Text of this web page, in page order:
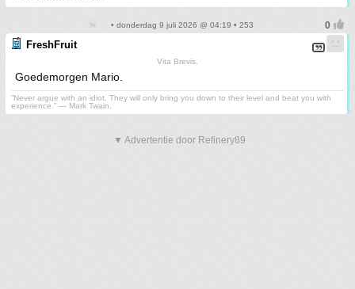
• donderdag 9 juli 2026 @ 04:19 • 253
FreshFruit
Vita Brevis.
Goedemorgen Mario.
“Never argue with an idiot. They will only bring you down to their level and beat you with
experience.” ― Mark Twain.
▼ Advertentie door Refinery89